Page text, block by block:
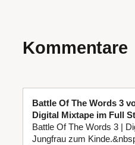
Kommentare
Battle Of The Words 3
Digital Mixtape im Full
Battle Of The Words 3 |
Jungfrau zum